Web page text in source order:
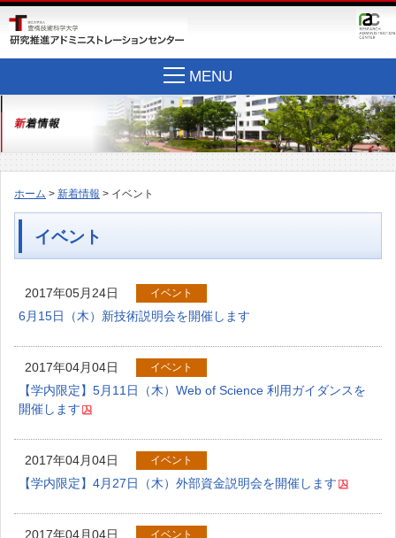
MENU
ホーム > 新着情報 > イベント
イベント
2017年05月24日 イベント
6月15日（木）新技術説明会を開催します
2017年04月04日 イベント
【学内限定】5月11日（木）Web of Science 利用ガイダンスを
開催します
2017年04月04日 イベント
【学内限定】4月27日（木）外部資金説明会を開催します
2017年04月04日 イベント